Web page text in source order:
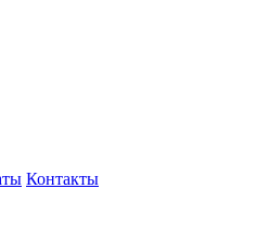
Контакты